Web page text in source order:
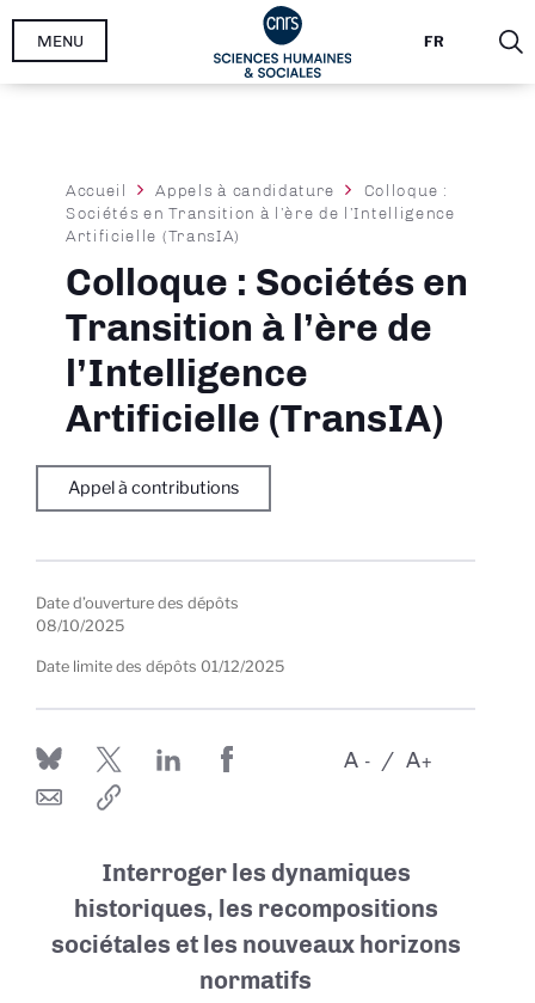
Aller
FR
MENU
Fil
d'Ariane
Accueil Appels à candidature
Colloque :
Sociétés en Transition à l’ère de l’Intelligence
Artificielle (TransIA)
Colloque : Sociétés en
Transition à l’ère de
l’Intelligence
Artificielle (TransIA)
Appel à contributions
Date d’ouverture des dépôts
08/10/2025
Date limite des dépôts 01/12/2025
-
A +
A
Interroger les dynamiques
historiques, les recompositions
sociétales et les nouveaux horizons
normatifs